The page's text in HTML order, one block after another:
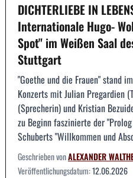
DICHTERLIEBE IN
Internationale Hugo-
Spot" im Weißen Saal
Stuttgart
"Goethe und die Frauen" stand
Konzerts mit Julian Pregardien
(Sprecherin) und Kristian
zu Beginn faszinierte der
Schuberts "Willkommen und
Geschrieben vonALEXANDER
Veröffentlichungsdatum:12.06.2026